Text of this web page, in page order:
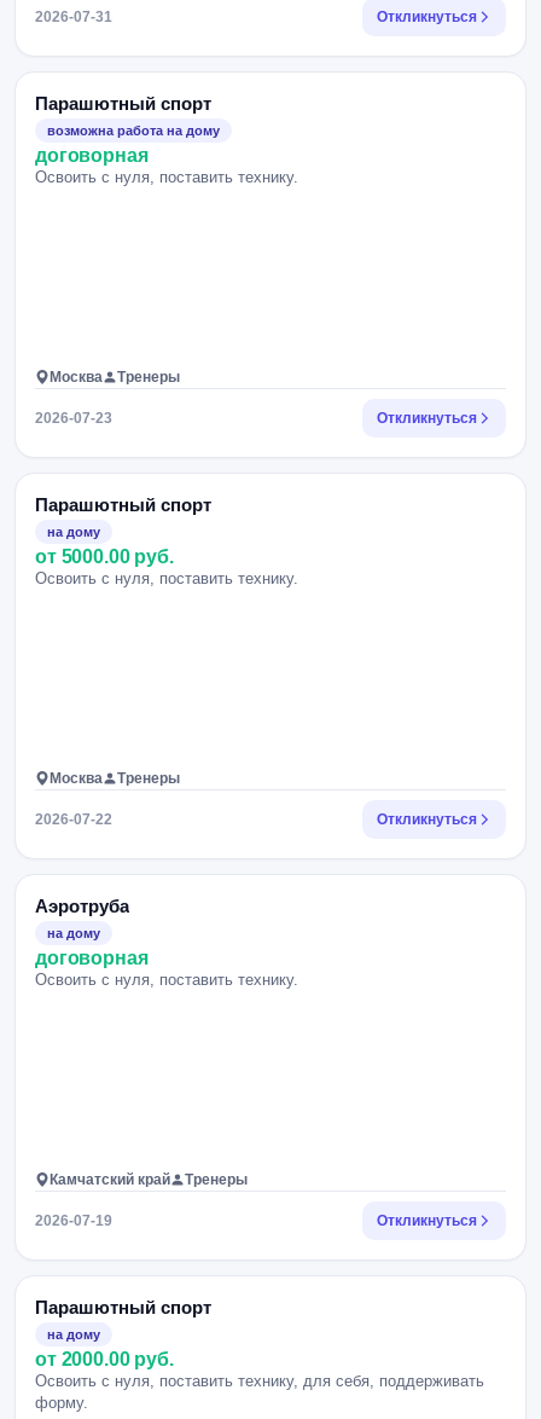
2026-07-31 Откликнуться
Парашютный спорт
возможна работа на дому
договорная
Освоить с нуля, поставить технику.
Москва Тренеры
2026-07-23 Откликнуться
Парашютный спорт
на дому
от 5000.00 руб.
Освоить с нуля, поставить технику.
Москва Тренеры
2026-07-22 Откликнуться
Аэротруба
на дому
договорная
Освоить с нуля, поставить технику.
Камчатский край Тренеры
2026-07-19 Откликнуться
Парашютный спорт
на дому
от 2000.00 руб.
Освоить с нуля, поставить технику, для себя, поддерживать
форму.